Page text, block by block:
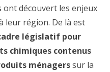
ont découvert les enjeux
leur région. De là est
législatif pour
chimiques contenus
ménagerssur la